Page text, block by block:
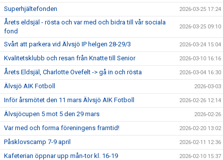
Superhjältefonden 2026-03-25 17:24
Årets eldsjäl - rösta och var med och bidra till vår sociala
fond
2026-03-25 09:10
Svårt att parkera vid Älvsjö IP helgen 28-29/3 2026-03-24 15:04
Kvalitetsklubb och resan från Knatte till Senior 2026-03-10 16:16
Årets Eldsjäl, Charlotte Ovefelt -> gå in och rösta 2026-03-04 16:30
Älvsjö AIK Fotboll 2026-03-03
Inför årsmötet den 11 mars Älvsjö AIK Fotboll 2026-02-26 12:14
Älvsjöcupen 5 mot 5 den 29 mars 2026-02-26
Var med och forma föreningens framtid! 2026-02-20 13:02
Påsklovscamp 7-9 april 2026-02-11 12:36
Kafeterian öppnar upp mån-tor kl. 16-19 2026-02-10 15:37